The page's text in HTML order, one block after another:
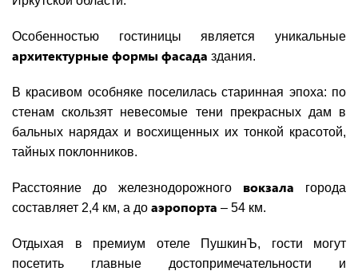
Особенностью гостиницы является уникальные
архитектурные формы фасада здания.
В красивом особняке поселилась старинная эпоха: по
стенам скользят невесомые тени прекрасных дам в
бальных нарядах и восхищенных их тонкой красотой,
тайных поклонников.
Расстояние до железнодорожного вокзала города
составляет 2,4 км, а до аэропорта – 54 км.
Отдыхая в премиум отеле ПушкинЪ, гости могут
посетить главные достопримечательности и